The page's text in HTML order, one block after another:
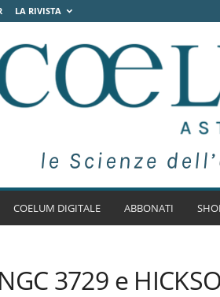
LA RIVISTA
COELUM DIGITALE ABBONATI
3729 e